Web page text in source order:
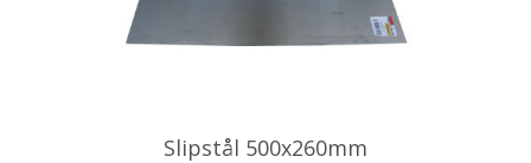
Slipstål 500x260mm